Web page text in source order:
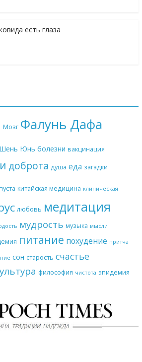
есть глаза
Мозг Фалунь Дафа
Шень Юнь болезни вакцинация
доброта душа еда загадки
китайская медицина клиническая
любовь медитация
мудрость музыка мысли
питание похудение притча
сон старость счастье
философия чистота эпидемия